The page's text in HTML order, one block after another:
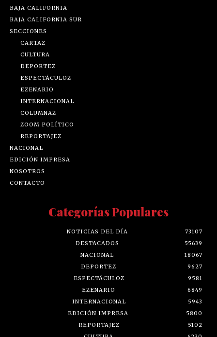
BAJA CALIFORNIA
BAJA CALIFORNIA SUR
SECCIONES
CARTAZ
CULTURA
DEPORTEZ
ESPECTÁCULOZ
EZENARIO
INTERNACIONAL
COLUMNAZ
ZOOM POLÍTICO
REPORTAJEZ
NACIONAL
EDICIÓN IMPRESA
NOSOTROS
CONTACTO
Categorías Populares
NOTICIAS DEL DÍA
73107
DESTACADOS
55639
NACIONAL
18067
DEPORTEZ
9627
ESPECTÁCULOZ
9581
EZENARIO
6849
INTERNACIONAL
5943
EDICIÓN IMPRESA
5800
REPORTAJEZ
5102